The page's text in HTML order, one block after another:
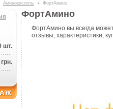
Аминокислоты ФортАмино
шт.
ФортАмино
ФортАмино вы всегда
отзывы, характеристики,